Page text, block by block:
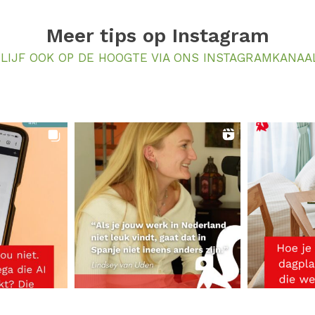
Meer tips op Instagram
OOK OP DE HOOGTE VIA ONS